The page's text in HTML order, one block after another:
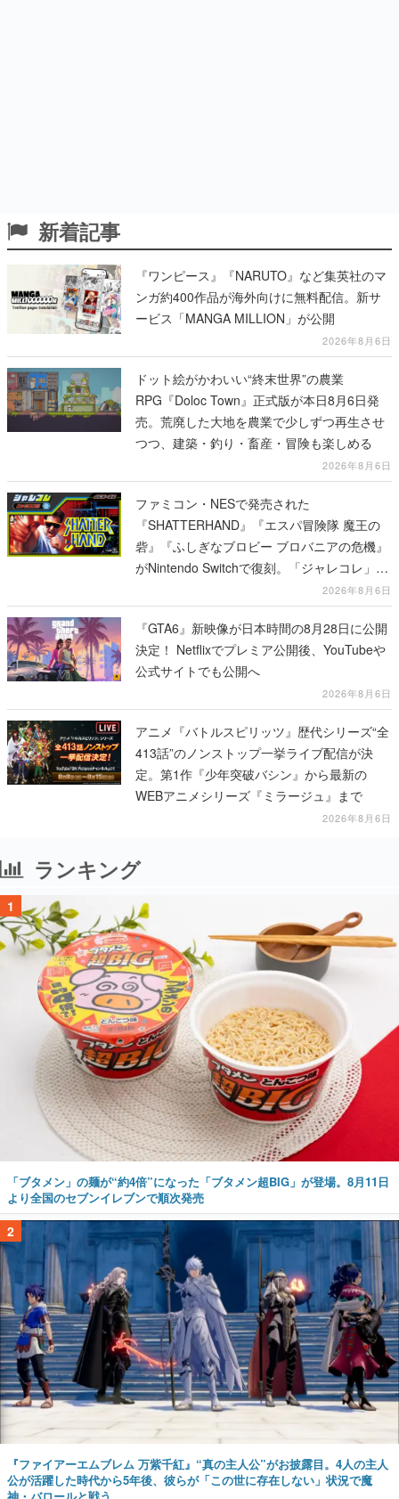
新着記事
『ワンピース』『NARUTO』など集英社のマ
ンガ約400作品が海外向けに無料配信。新サ
ービス「MANGA MILLION」が公開
2026年8月6日
ドット絵がかわいい“終末世界”の農業
RPG『Doloc Town』正式版が本日8月6日発
売。荒廃した大地を農業で少しずつ再生させ
つつ、建築・釣り・畜産・冒険も楽しめる
2026年8月6日
ファミコン・NESで発売された
『SHATTERHAND』『エスパ冒険隊 魔王の
砦』『ふしぎなブロビー ブロバニアの危機』
がNintendo Switchで復刻。「ジャレコレ」シ
2026年8月6日
『GTA6』新映像が日本時間の8月28日に公開
決定！ Netflixでプレミア公開後、YouTubeや
公式サイトでも公開へ
2026年8月6日
アニメ『バトルスピリッツ』歴代シリーズ“全
413話”のノンストップ一挙ライブ配信が決
定。第1作『少年突破バシン』から最新の
WEBアニメシリーズ『ミラージュ』まで
2026年8月6日
ランキング
1
「ブタメン」の麺が“約4倍”になった「ブタメン超BIG」が登場。8月11日
より全国のセブンイレブンで順次発売
2
『ファイアーエムブレム 万紫千紅』“真の主人公”がお披露目。4人の主人
公が活躍した時代から5年後、彼らが「この世に存在しない」状況で魔